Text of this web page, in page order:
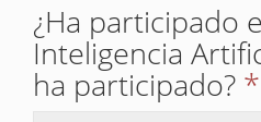
¿Ha participado
Inteligencia
ha participado? *